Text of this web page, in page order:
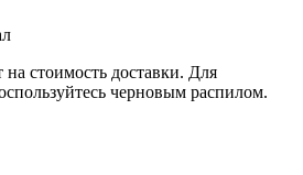
стоимость доставки. Для
черновым распилом.